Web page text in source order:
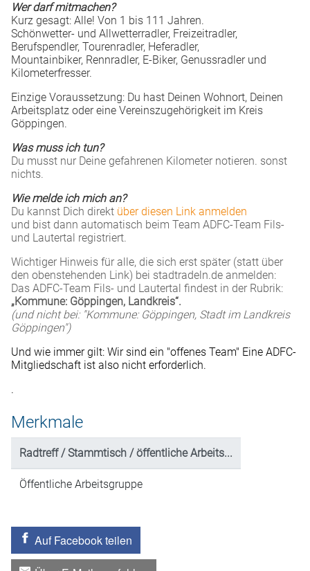
Wer darf mitmachen?
Kurz gesagt: Alle! Von 1 bis 111 Jahren.
Schönwetter- und Allwetterradler, Freizeitradler,
Berufspendler, Tourenradler, Heferadler,
Mountainbiker, Rennradler, E-Biker, Genussradler und
Kilometerfresser.
Einzige Voraussetzung: Du hast Deinen Wohnort, Deinen
Arbeitsplatz oder eine Vereinszugehörigkeit im Kreis
Göppingen.
Was muss ich tun?
Du musst nur Deine gefahrenen Kilometer notieren. sonst
nichts.
Wie melde ich mich an?
Du kannst Dich direkt über diesen Link anmelden
und bist dann automatisch beim Team ADFC-Team Fils-
und Lautertal registriert.
Wichtiger Hinweis für alle, die sich erst später (statt über
den obenstehenden Link) bei stadtradeln.de anmelden:
Das ADFC-Team Fils- und Lautertal findest in der Rubrik:
„Kommune: Göppingen, Landkreis“.
(und nicht bei: "Kommune: Göppingen, Stadt im Landkreis
Göppingen")
Und wie immer gilt: Wir sind ein "offenes Team" Eine ADFC-
Mitgliedschaft ist also nicht erforderlich.
.
Merkmale
Radtreff / Stammtisch / öffentliche Arbeits...
Öffentliche Arbeitsgruppe
Auf Facebook teilen